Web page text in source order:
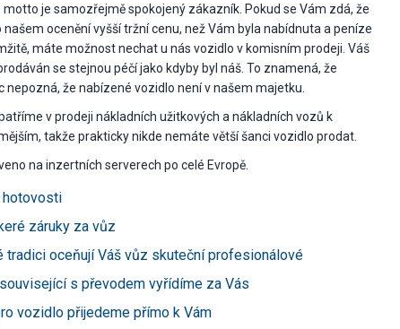
motto je samozřejmě spokojený zákazník. Pokud se Vám zdá, že
ocenění vyšší tržní cenu, než Vám byla nabídnuta a peníze
máte možnost nechat u nás vozidlo v komisním prodeji. Váš
se stejnou péčí jako kdyby byl náš. To znamená, že
nepozná, že nabízené vozidlo není v našem majetku.
v prodeji nákladních užitkových a nákladních vozů k
takže prakticky nikde nemáte větší šanci vozidlo prodat.
na inzertních serverech po celé Evropě.
hotovosti
záruky za vůz
tradici oceňují Váš vůz skuteční profesionálové
s převodem vyřídíme za Vás
vozidlo přijedeme přímo k Vám